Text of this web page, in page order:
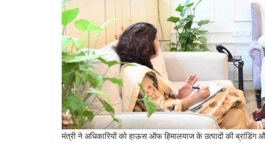
मंत्री ने अधिकारियों को हाऊस ऑफ हिमालयाज के उत्पादों की ब्रांडिंग